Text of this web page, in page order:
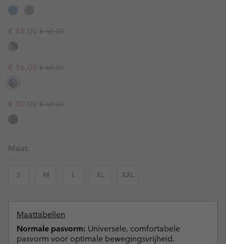
Sale price:
€ 48,00 Regular price:
€ 60,00
Sale price:
€ 36,00 Regular price:
€ 60,00
Sale price:
€ 30,00 Regular price:
€ 60,00
Maat:
S M L XL XXL
Maattabellen
Normale pasvorm: Universele, comfortabele
pasvorm voor optimale bewegingsvrijheid.